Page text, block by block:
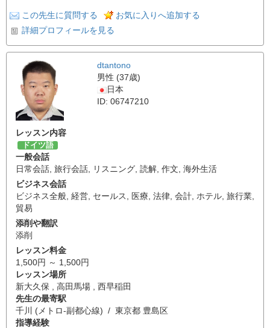
この先生に質問する
お気に入りへ追加する
詳細プロフィールを見る
dtantono
男性 (37歳)
日本
ID: 06747210
レッスン内容
ドイツ語
一般会話
日常会話 旅行会話 リスニング 読解 作文 海外生活
ビジネス会話
ビジネス全般 経営 セールス 医療 法律 会計 ホテル 旅行業
貿易
添削や翻訳
添削
レッスン料金
1,500円 ～ 1,500円
レッスン場所
新大久保 , 高田馬場 , 西早稲田
先生の最寄駅
千川 (メトロ-副都心線) / 東京都 豊島区
指導経験